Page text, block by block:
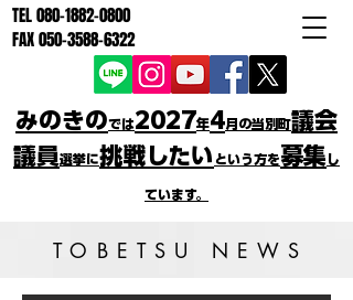
TEL080-1882-0800
FAX050-3588-6322
みのきのでは2027年4月の当別町議会
議員選挙に挑戦したい という方を募集 し
ています。
TOBETSU NEWS